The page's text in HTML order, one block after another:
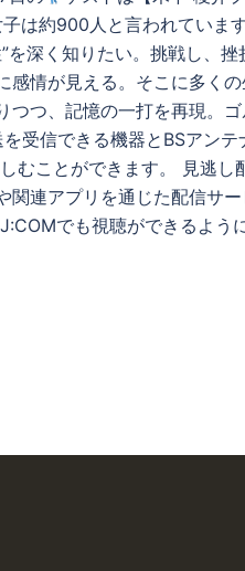
は約900人と言われていま
を深く知りたい。挑戦し、
感情が見える。そこに多く
つつ、記憶の一打を再現。
受信できる機器とBSアン
むことができます。 見逃
関連アプリを通じた配信サ
でも視聴ができるよう